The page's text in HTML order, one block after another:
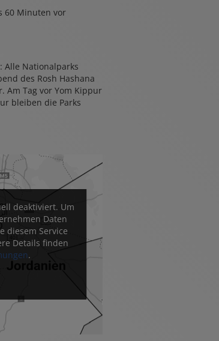
60 Minuten vor
Alle Nationalparks
des Rosh Hashana
Am Tag vor Yom Kippur
bleiben die Parks
deaktiviert. Um
Daten
diesem Service
Details finden
.